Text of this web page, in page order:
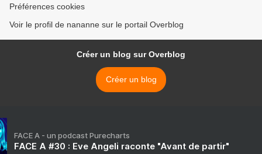
Préférences cookies
Voir le profil de nananne sur le portail Overblog
Créer un blog sur Overblog
Créer un blog
FACE A - un podcast Purecharts
FACE A #30 : Eve Angeli raconte "Avant de partir"